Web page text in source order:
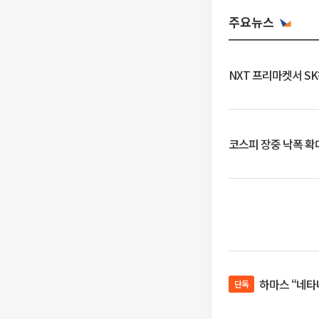
주요뉴스
NXT 프리마켓서
코스피 장중 낙폭
단독 하마스 “네